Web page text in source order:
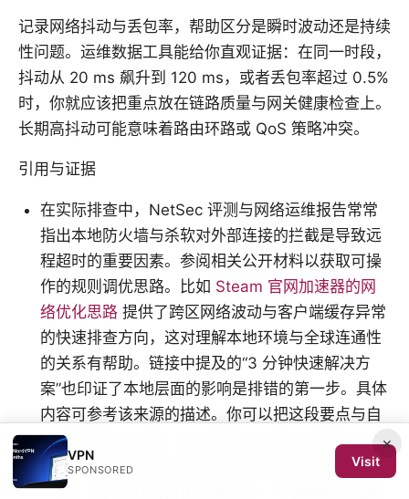
记录网络抖动与丢包率，帮助区分是瞬时波动还是持续
性问题。运维数据工具能给你直观证据：在同一时段，
抖动从 20 ms 飙升到 120 ms，或者丢包率超过 0.5%
时，你就应该把重点放在链路质量与网关健康检查上。
长期高抖动可能意味着路由环路或 QoS 策略冲突。
引用与证据
在实际排查中，NetSec 评测与网络运维报告常常
指出本地防火墙与杀软对外部连接的拦截是导致远
程超时的重要因素。参阅相关公开材料以获取可操
作的规则调优思路。比如 Steam 官网加速器的网
络优化思路 提供了跨区网络波动与客户端缓存异常
的快速排查方向，这对理解本地环境与全球连通性
的关系有帮助。链接中提及的“3 分钟快速解决方
案”也印证了本地层面的影响是排错的第一步。具体
内容可参考该来源的描述。你可以把这段要点与自
己的网络监控对照，找出是否存在类似的瓶颈。
另一个值得关注的点是代理配置的有效性与中间件
干扰。相关的社区排错文章指出，代理链路中的配
×
VPN
SPONSORED
Visit